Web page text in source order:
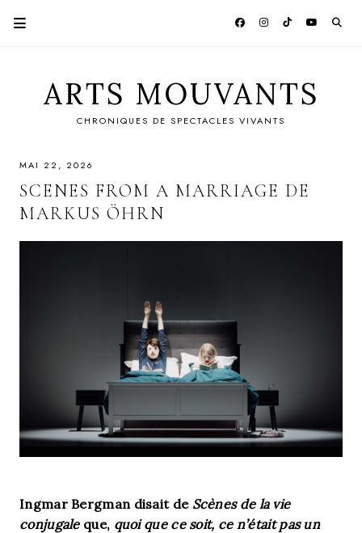
ARTS MOUVANTS
CHRONIQUES DE SPECTACLES VIVANTS
MAI 22, 2026
SCENES FROM A MARRIAGE DE
MARKUS ÖHRN
Ingmar Bergman disait de Scènes de la vie
conjugale que, quoi que ce soit, ce n’était pas un